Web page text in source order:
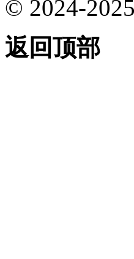
© 2024-2025
返回顶部